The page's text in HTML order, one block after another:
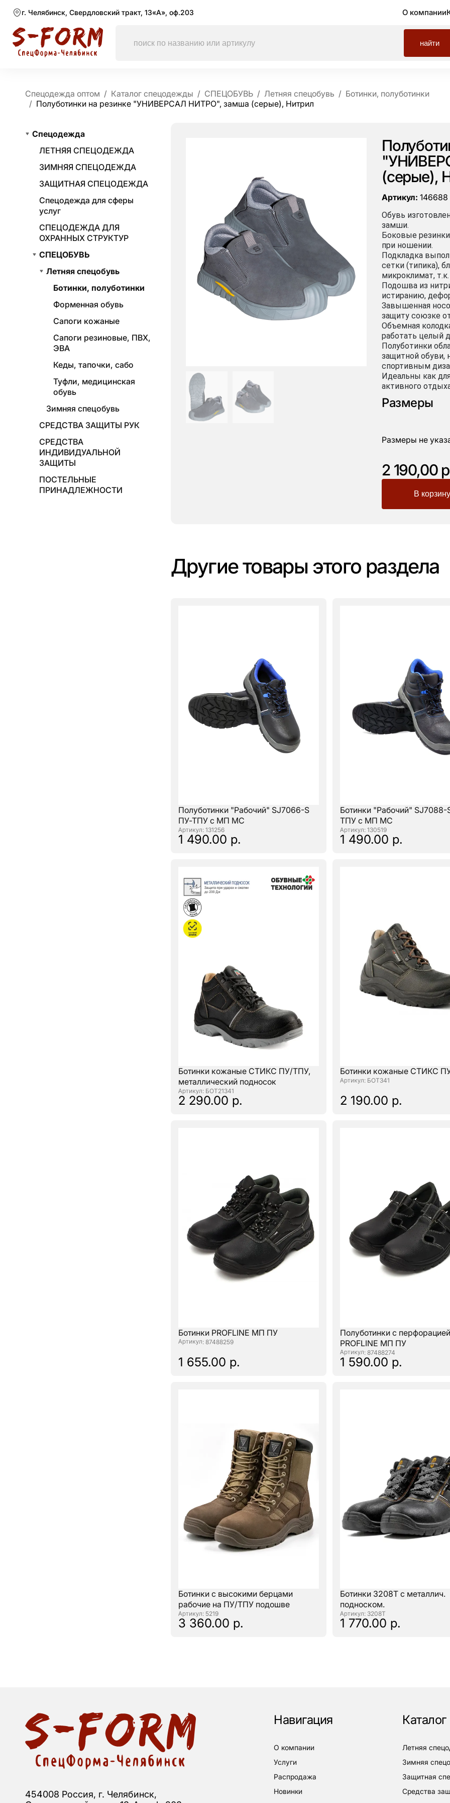
г. Челябинск, Свердловский тракт, 13«А», оф.203 О компании
найти
Спецодежда оптом Каталог спецодежды СПЕЦОБУВЬ Летняя спецобувь
Ботинки, полуботинки
Полуботинки на резинке "УНИВЕРСАЛ НИТРО", замша (серые), Нитрил
Спецодежда
ЛЕТНЯЯ СПЕЦОДЕЖДА
ЗИМНЯЯ СПЕЦОДЕЖДА
ЗАЩИТНАЯ СПЕЦОДЕЖДА
Спецодежда для сферы
услуг
СПЕЦОДЕЖДА ДЛЯ
ОХРАННЫХ СТРУКТУР
СПЕЦОБУВЬ
Летняя спецобувь
Ботинки, полуботинки
Форменная обувь
Сапоги кожаные
Сапоги резиновые, ПВХ,
ЭВА
Кеды, тапочки, сабо
Туфли, медицинская
обувь
Зимняя спецобувь
СРЕДСТВА ЗАЩИТЫ РУК
СРЕДСТВА
ИНДИВИДУАЛЬНОЙ
ЗАЩИТЫ
ПОСТЕЛЬНЫЕ
ПРИНАДЛЕЖНОСТИ
(серые),
Артикул: 146688
Обувь
замши.
Боковые
при ношении.
Подкладка
сетки (типика),
микроклимат,
Подошва из
истиранию,
Завышенная
защиту союзке
Объемная
работать целый
Полуботинки
защитной обуви,
спортивным
Идеальны как
активного
Размеры
Размеры не
2 190,00
Другие товары этого раздела
Полуботинки "Рабочий" SJ7066-S
ПУ-ТПУ с МП МС
: 131256
1 490.00 р.
Ботинки "Рабочий" SJ7088-
ТПУ с МП МС
: 130519
1 490.00 р.
Ботинки кожаные СТИКС ПУ/ТПУ,
металлический подносок
: БОТ21341
2 290.00 р.
Ботинки кожаные СТИКС
: БОТ341
2 190.00 р.
Ботинки PROFLINE МП ПУ
: 87488259
1 655.00 р.
Полуботинки с перфорацией
PROFLINE МП ПУ
: 87488274
1 590.00 р.
Ботинки с высокими берцами
рабочие на ПУ/ТПУ подошве
: 5219
3 360.00 р.
Ботинки 3208Т с металлич.
подноском.
: 3208Т
1 770.00 р.
454008 Россия, г. Челябинск,
Навигация
о компании
услуги
распродажа
новинки
Каталог
летняя
зимняя
защитная
средства